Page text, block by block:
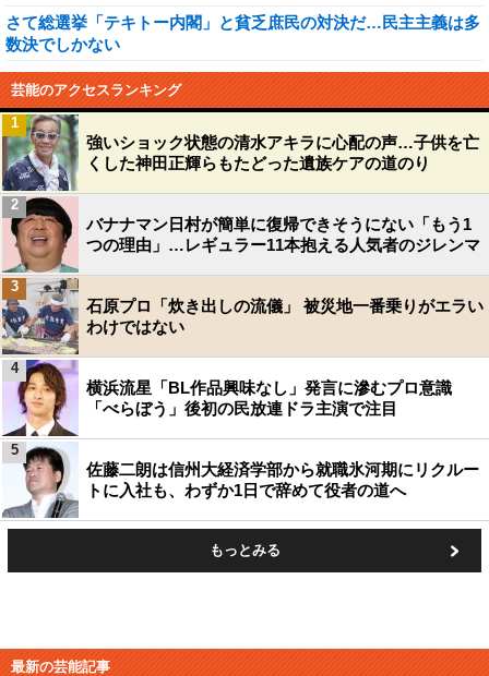
さて総選挙「テキトー内閣」と貧乏庶民の対決だ…民主主義は多
数決でしかない
芸能のアクセスランキング
強いショック状態の清水アキラに心配の声…子供を亡
くした神田正輝らもたどった遺族ケアの道のり
1
バナナマン日村が簡単に復帰できそうにない「もう1
つの理由」…レギュラー11本抱える人気者のジレンマ
2
石原プロ「炊き出しの流儀」 被災地一番乗りがエラい
わけではない
3
横浜流星「BL作品興味なし」発言に滲むプロ意識
「べらぼう」後初の民放連ドラ主演で注目
4
佐藤二朗は信州大経済学部から就職氷河期にリクルー
トに入社も、わずか1日で辞めて役者の道へ
5
もっとみる
最新の芸能記事